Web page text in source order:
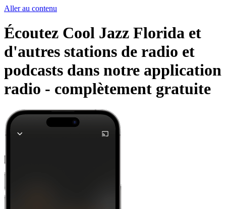
Aller au contenu
Écoutez Cool Jazz Florida et
d'autres stations de radio et
podcasts dans notre application
radio - complètement gratuite